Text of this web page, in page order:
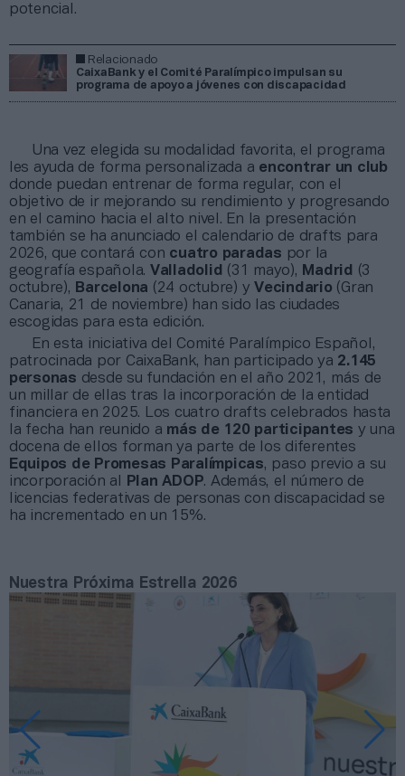
potencial.
Relacionado
CaixaBank y el Comité Paralímpico impulsan su
programa de apoyo a jóvenes con discapacidad
Una vez elegida su modalidad favorita, el programa
les ayuda de forma personalizada a encontrar un club
donde puedan entrenar de forma regular, con el
objetivo de ir mejorando su rendimiento y progresando
en el camino hacia el alto nivel. En la presentación
también se ha anunciado el calendario de drafts para
2026, que contará con cuatro paradas por la
geografía española. Valladolid (31 mayo), Madrid
(3
octubre), Barcelona (24 octubre) y Vecindario (Gran
Canaria, 21 de noviembre) han sido las ciudades
escogidas para esta edición.
En esta iniciativa del Comité Paralímpico Español,
patrocinada por CaixaBank, han participado ya 2.145
personas desde su fundación en el año 2021, más de
un millar de ellas tras la incorporación de la entidad
financiera en 2025. Los cuatro drafts celebrados hasta
la fecha han reunido a más de 120 participantes y una
docena de ellos forman ya parte de los diferentes
Equipos de Promesas Paralímpicas, paso previo a su
incorporación al
Plan ADOP. Además, el número de
licencias federativas de personas con discapacidad se
ha incrementado en un 15%.
Nuestra Próxima Estrella 2026